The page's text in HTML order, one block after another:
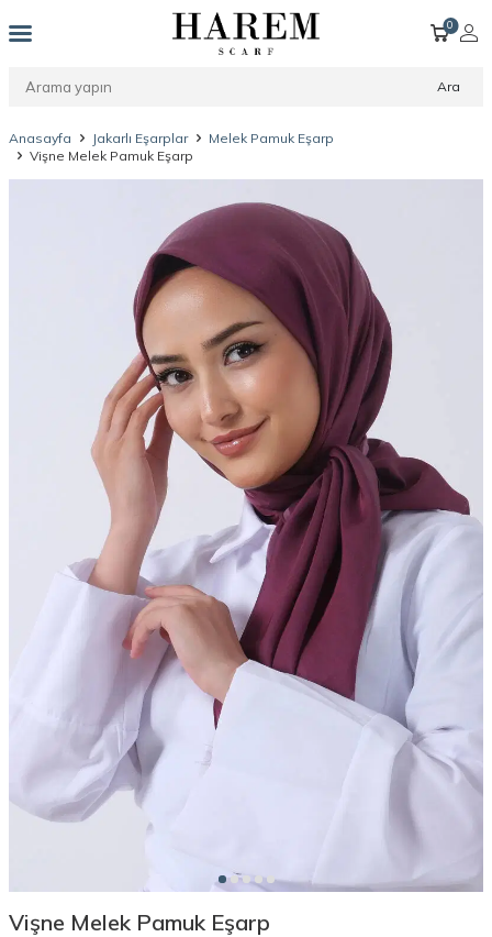
Ara
0
Anasayfa Jakarlı Eşarplar
Melek Pamuk Eşarp
Vişne Melek Pamuk Eşarp
Vişne Melek Pamuk Eşarp